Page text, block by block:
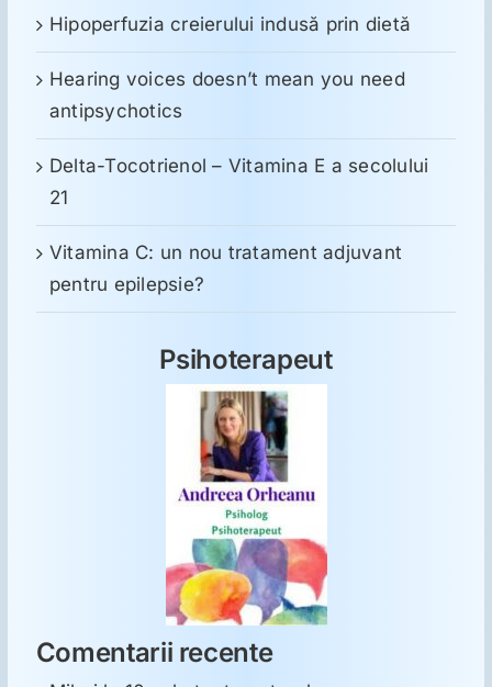
Hipoperfuzia creierului indusă prin dietă
Hearing voices doesn’t mean you need
antipsychotics
Delta-Tocotrienol – Vitamina E a secolului
21
Vitamina C: un nou tratament adjuvant
pentru epilepsie?
Psihoterapeut
Comentarii recente